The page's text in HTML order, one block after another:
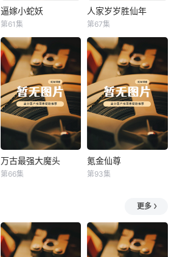
逼嫁小蛇妖
逼嫁小蛇妖
第61集
人家岁岁胜仙年
人家岁岁胜仙年
第67集
万古最强大魔头
万古最强大魔头
第66集
氪金仙尊
氪金仙尊
第93集
更多